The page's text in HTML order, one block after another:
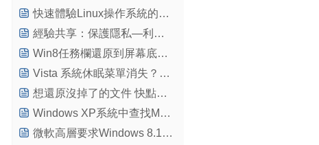
快速體驗Linux操作系統的3種方式
經驗共享：保護隱私—利用Win XP 回收站隱藏文件
Win8任務欄還原到屏幕底部的設置方法
Vista 系統休眠菜單消失？無法實現休眠功能？
想還原沒掉了的文件 快點打開Windows7系統保護吧
Windows XP系統中查找MAC地址問題
微軟高層要求Windows 8.1恢復開始菜單